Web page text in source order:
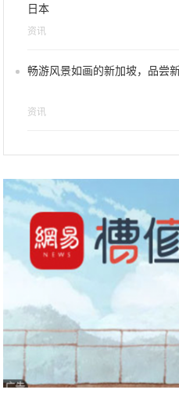
日本
资讯
畅游风景如画的新加坡，品尝
资讯